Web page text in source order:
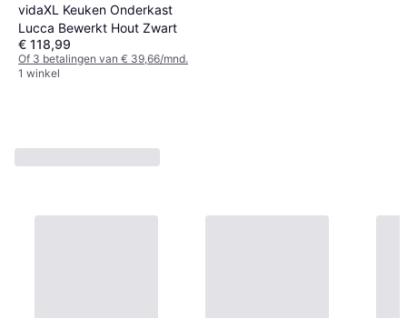
vidaXL Keuken Onderkast
Lucca Bewerkt Hout Zwart
€ 118,99
Of 3 betalingen van € 39,66/mnd.
1 winkel